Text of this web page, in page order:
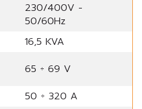
230/400V -
50/60Hz
16,5 KVA
65 ÷ 69 V
50 ÷ 320 A